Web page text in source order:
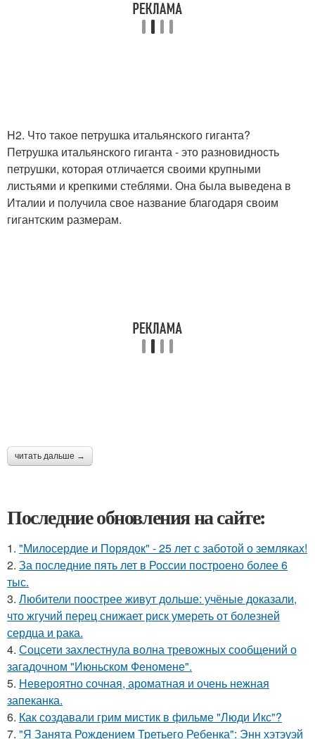
H2. Что такое петрушка итальянского гиганта?
Петрушка итальянского гиганта - это разновидность
петрушки, которая отличается своими крупными
листьями и крепкими стеблями. Она была выведена в
Италии и получила свое название благодаря своим
гигантским размерам.
читать дальше →
Последние обновления на сайте:
1. "Милосердие и Порядок" - 25 лет с заботой о земляках!
2. За последние пять лет в России построено более 6
тыс.
3. Любители поострее живут дольше: учёные доказали,
что жгучий перец снижает риск умереть от болезней
сердца и рака.
4. Соцсети захлестнула волна тревожных сообщений о
загадочном "Июньском Феномене".
5. Невероятно сочная, ароматная и очень нежная
запеканка.
6. Как создавали грим мистик в фильме "Люди Икс"?
7. "Я Занята Рождением Третьего Ребенка": Энн хэтэуэй